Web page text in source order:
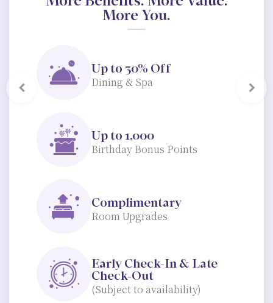
More You.
Up to 30% Off
Dining & Spa
Up to 1,000
Birthday Bonus Points
Complimentary
Room Upgrades
Early Check-In & Late
Check-Out
(Subject to availability)
Previous Next